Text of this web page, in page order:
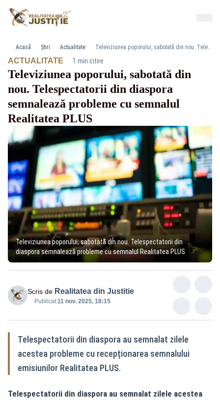
Acasă Știri Actualitate Televiziunea poporului, sabotată din nou. Telespectatorii din diaspora semnalează probleme cu semnalul Realitatea PLUS
ACTUALITATE· 1 min citire
Televiziunea poporului, sabotată din
nou. Telespectatorii din diaspora
semnalează probleme cu semnalul
Realitatea PLUS
Televiziunea poporului, sabotată din nou. Telespectatorii din
diaspora semnalează probleme cu semnalul Realitatea PLUS
Scris de Realitatea din Justitie
Publicat:11 nov. 2025, 18:15
Telespectatorii din diaspora au semnalat zilele
acestea probleme cu recepționarea semnalului
emisiunilor Realitatea PLUS.
Telespectatorii din diaspora au semnalat zilele acestea